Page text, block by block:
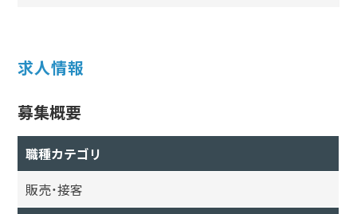
求人情報
募集概要
職種カテゴリ
販売・接客